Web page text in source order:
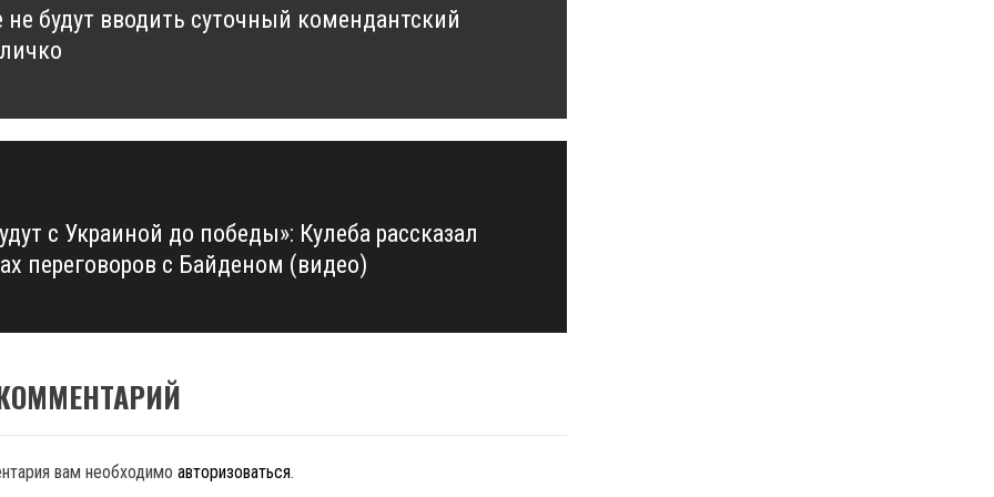
не будут вводить суточный комендантский
с Украиной до победы»: Кулеба рассказал
переговоров с Байденом (видео)
вам необходимо авторизоваться.